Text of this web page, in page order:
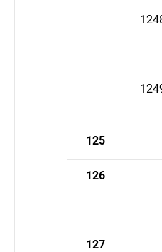
125
126
127